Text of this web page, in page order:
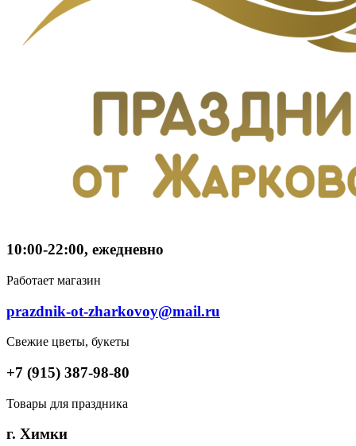
10:00-22:00, ежедневно
Работает магазин
prazdnik-ot-zharkovoy@mail.ru
Свежие цветы, букеты
+7 (915) 387-98-80
Товары для праздника
г. Химки